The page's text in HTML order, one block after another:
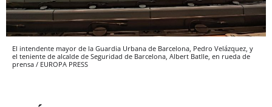
El intendente mayor de la Guardia Urbana de Barcelona, Pedro Velázquez, y
el teniente de alcalde de Seguridad de Barcelona, Albert Batlle, en rueda de
prensa / EUROPA PRESS